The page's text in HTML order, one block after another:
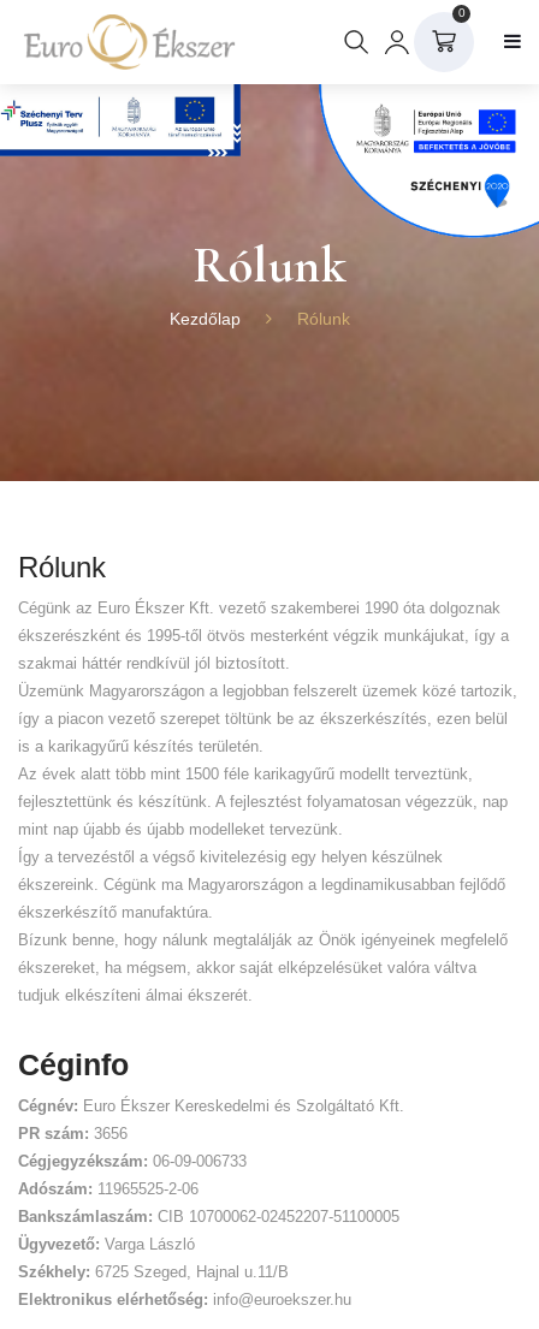
0
Rólunk
Kezdőlap Rólunk
Rólunk
Cégünk az Euro Ékszer Kft. vezető szakemberei 1990 óta dolgoznak
ékszerészként és 1995-től ötvös mesterként végzik munkájukat, így a
szakmai háttér rendkívül jól biztosított.
Üzemünk Magyarországon a legjobban felszerelt üzemek közé tartozik,
így a piacon vezető szerepet töltünk be az ékszerkészítés, ezen belül
is a karikagyűrű készítés területén.
Az évek alatt több mint 1500 féle karikagyűrű modellt terveztünk,
fejlesztettünk és készítünk. A fejlesztést folyamatosan végezzük, nap
mint nap újabb és újabb modelleket tervezünk.
Így a tervezéstől a végső kivitelezésig egy helyen készülnek
ékszereink. Cégünk ma Magyarországon a legdinamikusabban fejlődő
ékszerkészítő manufaktúra.
Bízunk benne, hogy nálunk megtalálják az Önök igényeinek megfelelő
ékszereket, ha mégsem, akkor saját elképzelésüket valóra váltva
tudjuk elkészíteni álmai ékszerét.
Céginfo
Cégnév: Euro Ékszer Kereskedelmi és Szolgáltató Kft.
PR szám: 3656
Cégjegyzékszám: 06-09-006733
Adószám: 11965525-2-06
Bankszámlaszám: CIB 10700062-02452207-51100005
Ügyvezető: Varga László
Székhely: 6725 Szeged, Hajnal u.11/B
Elektronikus elérhetőség: info@euroekszer.hu